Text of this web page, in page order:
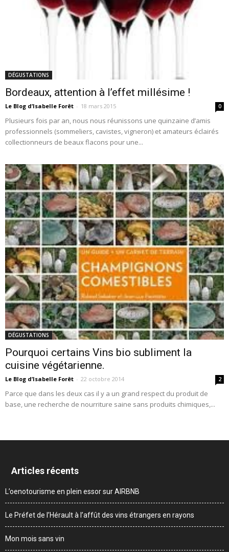
DÉGUSTATIONS
Bordeaux, attention à l’effet millésime !
Le Blog d’Isabelle Forêt - 18 mars 2015 0
Plusieurs fois par an, nous nous réunissons une quinzaine d’amis
professionnels (sommeliers, cavistes, vigneron) et amateurs éclairés
collectionneurs de beaux flacons pour une...
DÉGUSTATIONS
Pourquoi certains Vins bio subliment la
cuisine végétarienne.
Le Blog d’Isabelle Forêt - 22 octobre 2014 2
Parce que dans les deux cas il y a un grand respect du produit de
base, une recherche de nourriture saine sans produits chimiques,...
Articles récents
L’oenotourisme en plein essor sur AIRBNB
Le Préfet de l’Hérault à l’affût des vins étrangers en rayons
Mon mois sans vin